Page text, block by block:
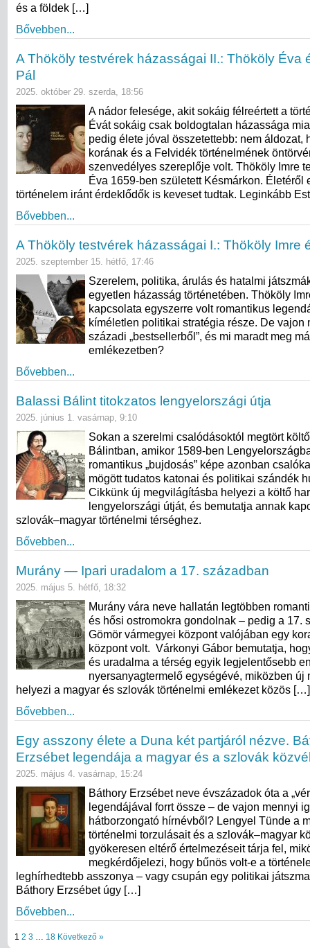
és a földek […]
Bővebben...
A Thököly testvérek házasságai II.: Thököly Éva
Pál
2025. október 29. szerda, 18:56
A nádor felesége, akit sokáig félreértett a
Évát sokáig csak boldogtalan házassága
pedig élete jóval összetettebb: nem áldozat,
korának és a Felvidék történelmének
szenvedélyes szereplője volt. Thököly Imre
Éva 1659-ben született Késmárkon. Életéről
történelem iránt érdeklődők is keveset tudtak. Leginkább
Bővebben...
A Thököly testvérek házasságai I.: Thököly Imre
2025. szeptember 15. hétfő, 17:46
Szerelem, politika, árulás és hatalmi
egyetlen házasság történetében. Thököly
kapcsolata egyszerre volt romantikus
kíméletlen politikai stratégia része. De vajon
századi „bestsellerből”, és mi maradt meg
emlékezetben?
Bővebben...
Balassi Bálint titokzatos lengyelországi útja
2025. június 1. vasárnap, 9:10
Sokan a szerelmi csalódásoktól megtört
Bálintban, amikor 1589-ben
romantikus „bujdosás” képe azonban
mögött tudatos katonai és politikai szándék
Cikkünk új megvilágításba helyezi a költő
lengyelországi útját, és bemutatja annak
szlovák–magyar történelmi térséghez.
Bővebben...
Murány — Ipari uradalom a 17. században
2025. május 5. hétfő, 18:32
Murány vára neve hallatán legtöbben
és hősi ostromokra gondolnak – pedig a 17.
Gömör vármegyei központ valójában egy
központ volt. Várkonyi Gábor bemutatja,
és uradalma a térség egyik legjelentősebb
nyersanyagtermelő egységévé, miközben új
helyezi a magyar és szlovák történelmi emlékezet közös […]
Bővebben...
Egy asszony élete a Duna két partjáról nézve.
Erzsébet legendája a magyar és a szlovák
2025. május 4. vasárnap, 15:24
Báthory Erzsébet neve évszázadok óta a
legendájával forrt össze – de vajon mennyi
hátborzongató hírnévből? Lengyel Tünde a
történelmi torzulásait és a szlovák–magyar
gyökeresen eltérő értelmezéseit tárja fel,
megkérdőjelezi, hogy bűnös volt-e a
leghírhedtebb asszonya – vagy csupán egy politikai
Báthory Erzsébet úgy […]
Bővebben...
1 2 3 18 Következő »